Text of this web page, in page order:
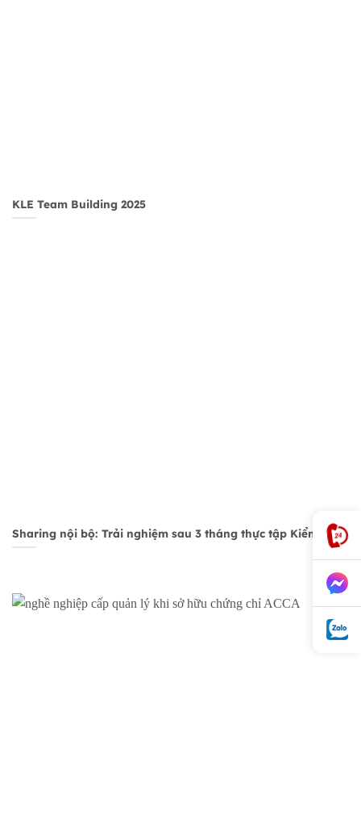
KLE Team Building 2025
Sharing nội bộ: Trải nghiệm sau 3 tháng thực tập Kiểm toán